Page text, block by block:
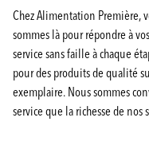
Chez Alimentation Première,
sommes là pour répondre à
service sans faille à chaque
pour des produits de qualité
exemplaire. Nous sommes
service que la richesse de nos